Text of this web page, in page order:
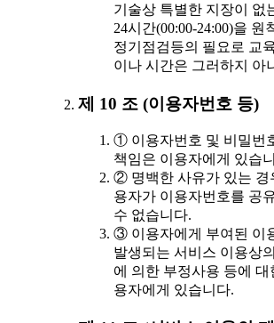
기술상 특별한 지장이 없
24시간(00:00-24:00)을
정기점검등의 필요로 교
이나 시간은 그러하지 아
제 10 조 (이용자번호 등)
① 이용자번호 및 비밀번
책임은 이용자에게 있습
② 명백한 사유가 있는 경
용자가 이용자번호를 공
수 없습니다.
③ 이용자에게 부여된 이
발생되는 서비스 이용상
에 의한 부정사용 등에 대
용자에게 있습니다.